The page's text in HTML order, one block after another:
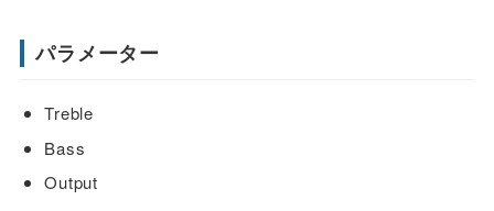
パラメーター
Treble
Bass
Output